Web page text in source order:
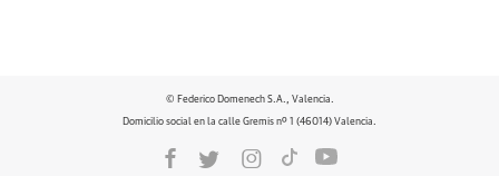
© Federico Domenech S.A., Valencia.
Domicilio social en la calle Gremis nº 1 (46014) Valencia.